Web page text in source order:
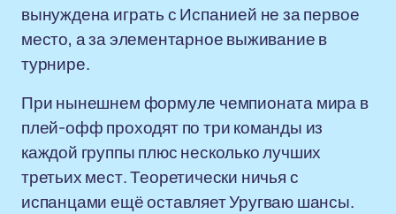
вынуждена играть с Испанией не за первое
место, а за элементарное выживание в
турнире.
При нынешнем формуле чемпионата мира в
плей-офф проходят по три команды из
каждой группы плюс несколько лучших
третьих мест. Теоретически ничья с
испанцами ещё оставляет Уругваю шансы.